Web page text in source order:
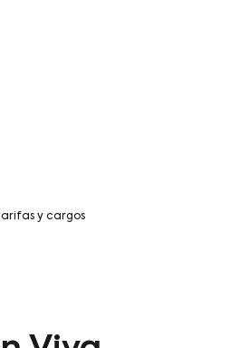
y cargos